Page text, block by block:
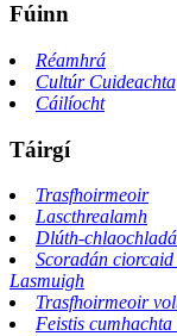
Fúinn
Réamhrá
Cultúr Cuideachta
Cáilíocht
Táirgí
Trasfhoirmeoir
Lascthrealamh
Dlúth-
Scoradán
Lasmuigh
Trasfhoirmeoir
Feistis